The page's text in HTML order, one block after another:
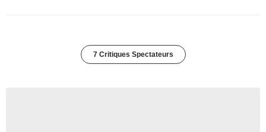
7 Critiques Spectateurs